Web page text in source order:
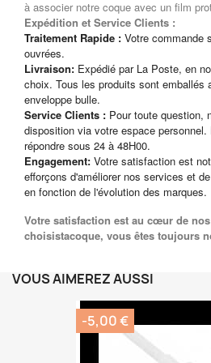
à associer notre coque avec un film
Expédition et Service Clients :
Traitement Rapide : Votre commande
ouvrées.
Livraison: Expédié par La Poste, en
choix. Tous les produits sont emballés
enveloppe bulle.
Service Clients : Pour toute question,
disposition via votre espace
répondre sous 24 à 48H00.
Engagement: Votre satisfaction est
efforçons d'améliorer nos services et
en fonction de l'évolution des marques.
Votre satisfaction est au cœur de
choisistacoque, vous êtes toujours
VOUS AIMEREZ AUSSI
-5,00 €